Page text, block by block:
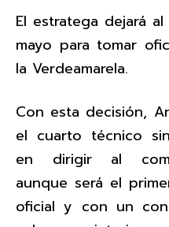
El estratega dejará
mayo para tomar
la Verdeamarela.
Con esta decisión,
el cuarto técnico
en dirigir al
aunque será el
oficial y con un